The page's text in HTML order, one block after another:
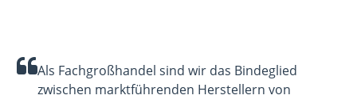
Als Fachgroßhandel sind wir das Bindeglied
zwischen marktführenden Herstellern von